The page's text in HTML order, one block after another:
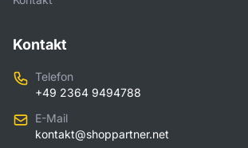
Kontakt
Telefon
+49 2364 9494788
E-Mail
kontakt@shoppartner.net